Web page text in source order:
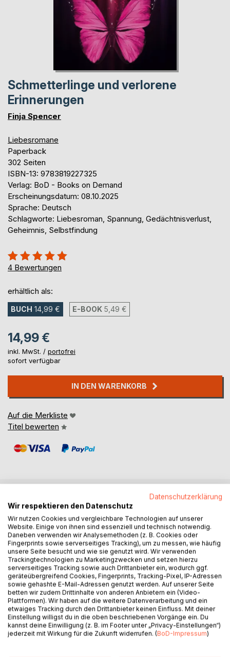
Schmetterlinge und verlorene
Erinnerungen
Finja Spencer
Liebesromane
Paperback
302 Seiten
ISBN-13: 9783819227325
Verlag: BoD - Books on Demand
Erscheinungsdatum: 08.10.2025
Sprache: Deutsch
Schlagworte: Liebesroman, Spannung, Gedächtnisverlust,
Geheimnis, Selbstfindung
Bewertung::
100%
4 Bewertungen
erhältlich als:
BUCH 14,99 € E-BOOK 5,49 €
14,99 €
inkl. MwSt. / portofrei
sofort verfügbar
IN DEN WARENKORB
Auf die Merkliste
Titel bewerten
BESCHREIBUNG
Ein verlorenes Jahr. Eine verhängnisvolle Liebe. Eine
Wahrheit, die alles verändert.
Nach einem Unfall in den Alpen hat Lena keine Erinnerung
an die letzten 18 Monate. Gerettet von einem
zurückgezogen lebenden Tierarzt, verbringt sie Wochen
mit ihm in völliger Abgeschiedenheit... bis sie erfährt, dass
sie verlobt ist und ein Leben führt, das sie nicht
wiedererkennt. Als ihre Vergangenheit sie einholt, steht sie
plötzlich zwischen zwei Männern: dem Verlobten, den sie
Datenschutzerklärung
Wir respektieren den Datenschutz
Wir nutzen Cookies und vergleichbare Technologien auf unserer
Website. Einige von ihnen sind essenziell und technisch notwendig.
Daneben verwenden wir Analysemethoden (z. B. Cookies oder
Fingerprints sowie serverseitiges Tracking), um zu messen, wie häufig
unsere Seite besucht und wie sie genutzt wird. Wir verwenden
Trackingtechnologien zu Marketingzwecken und setzen hierzu
serverseitiges Tracking sowie auch Drittanbieter ein, wodurch ggf.
geräteübergreifend Cookies, Fingerprints, Tracking-Pixel, IP-Adressen
sowie gehashte E-Mail-Adressen genutzt werden. Auf unserer Seite
betten wir zudem Drittinhalte von anderen Anbietern ein (Video-
Plattformen). Wir haben auf die weitere Datenverarbeitung und ein
etwaiges Tracking durch den Drittanbieter keinen Einfluss. Mit deiner
Einstellung willigst du in die oben beschriebenen Vorgänge ein. Du
kannst deine Einwilligung (z. B. im Footer unter „Privacy-Einstellungen“)
jederzeit mit Wirkung für die Zukunft widerrufen. (BoD-Impressum)